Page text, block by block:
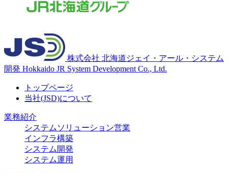
株式会社 北海道ジェイ・アール・システム
開発 Hokkaido JR System Development Co., Ltd.
トップページ
当社(JSD)について
業務紹介
システムソリューション営業
インフラ構築
システム開発
システム運用